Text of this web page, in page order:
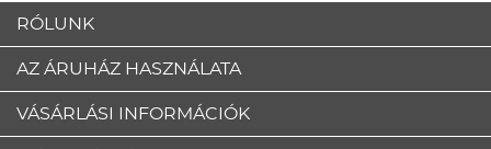
RÓLUNK
AZ ÁRUHÁZ HASZNÁLATA
VÁSÁRLÁSI INFORMÁCIÓK